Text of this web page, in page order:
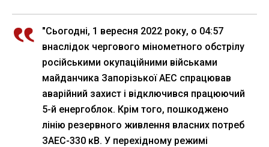
"Сьогодні, 1 вересня 2022 року, о 04:57
внаслідок чергового мінометного обстрілу
російськими окупаційними військами
майданчика Запорізької АЕС спрацював
аварійний захист і відключився працюючий
5-й енергоблок. Крім того, пошкоджено
лінію резервного живлення власних потреб
ЗАЕС-330 кВ. У перехідному режимі